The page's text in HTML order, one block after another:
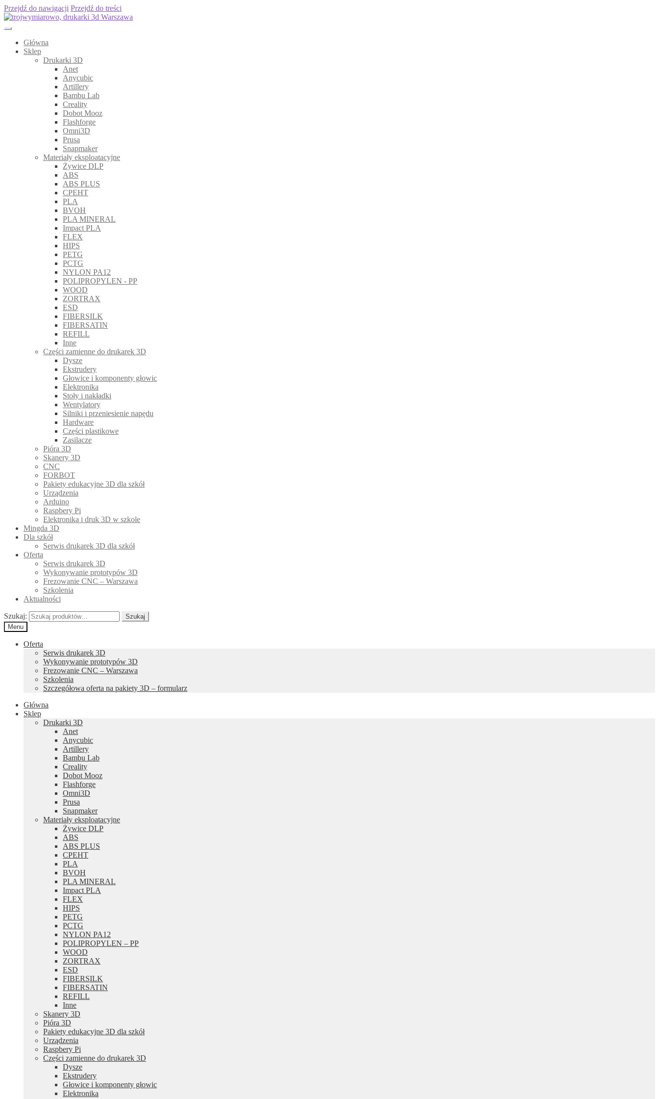
Przejdź do nawigacji Przejdź do treści
Główna
Sklep
Drukarki 3D
Anet
Anycubic
Artillery
Bambu Lab
Creality
Dobot Mooz
Flashforge
Omni3D
Prusa
Snapmaker
Materiały eksploatacyjne
Żywice DLP
ABS
ABS PLUS
CPEHT
PLA
BVOH
PLA MINERAL
Impact PLA
FLEX
HIPS
PETG
PCTG
NYLON PA12
POLIPROPYLEN - PP
WOOD
ZORTRAX
ESD
FIBERSILK
FIBERSATIN
REFILL
Inne
Części zamienne do drukarek 3D
Dysze
Ekstrudery
Głowice i komponenty głowic
Elektronika
Stoły i nakładki
Wentylatory
Silniki i przeniesienie napędu
Hardware
Części plastikowe
Zasilacze
Pióra 3D
Skanery 3D
CNC
FORBOT
Pakiety edukacyjne 3D dla szkół
Urządzenia
Arduino
Raspbery Pi
Elektronika i druk 3D w szkole
Mingda 3D
Dla szkół
Serwis drukarek 3D dla szkół
Oferta
Serwis drukarek 3D
Wykonywanie prototypów 3D
Frezowanie CNC – Warszawa
Szkolenia
Aktualności
Szukaj:
Szukaj
Menu
Oferta
Serwis drukarek 3D
Wykonywanie prototypów 3D
Frezowanie CNC – Warszawa
Szkolenia
Szczegółowa oferta na pakiety 3D – formularz
Główna
Sklep
Drukarki 3D
Anet
Anycubic
Artillery
Bambu Lab
Creality
Dobot Mooz
Flashforge
Omni3D
Prusa
Snapmaker
Materiały eksploatacyjne
Żywice DLP
ABS
ABS PLUS
CPEHT
PLA
BVOH
PLA MINERAL
Impact PLA
FLEX
HIPS
PETG
PCTG
NYLON PA12
POLIPROPYLEN – PP
WOOD
ZORTRAX
ESD
FIBERSILK
FIBERSATIN
REFILL
Inne
Skanery 3D
Pióra 3D
Pakiety edukacyjne 3D dla szkół
Urządzenia
Raspbery Pi
Części zamienne do drukarek 3D
Dysze
Ekstrudery
Głowice i komponenty głowic
Elektronika